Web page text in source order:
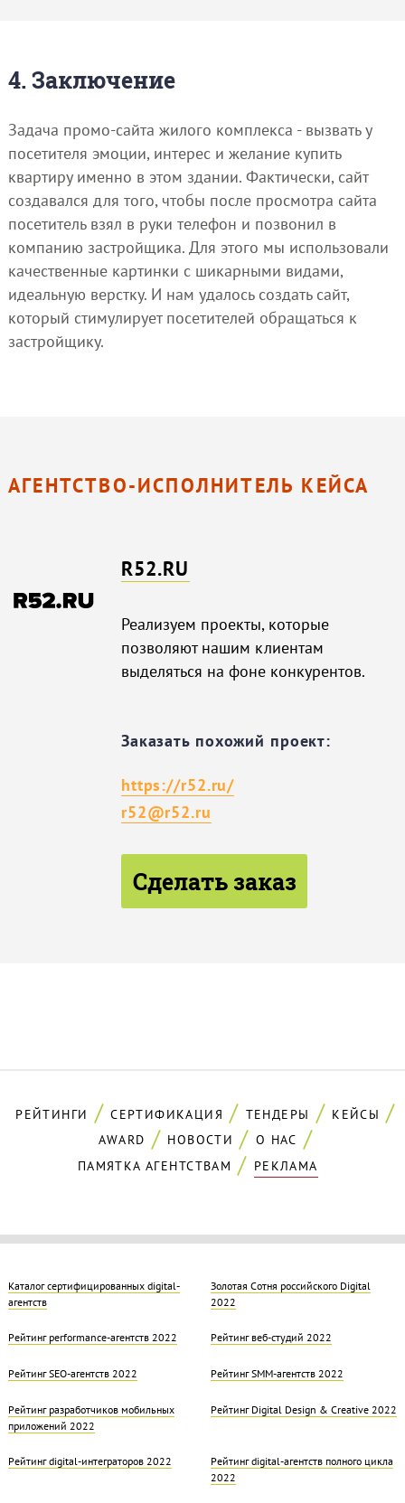
4. Заключение
Задача промо-сайта жилого комплекса - вызвать у
посетителя эмоции, интерес и желание купить
квартиру именно в этом здании. Фактически, сайт
создавался для того, чтобы после просмотра сайта
посетитель взял в руки телефон и позвонил в
компанию застройщика. Для этого мы использовали
качественные картинки с шикарными видами,
идеальную верстку. И нам удалось создать сайт,
который стимулирует посетителей обращаться к
застройщику.
АГЕНТСТВО-ИСПОЛНИТЕЛЬ КЕЙСА
R52.RU
Реализуем проекты, которые
позволяют нашим клиентам
выделяться на фоне конкурентов.
Заказать похожий проект:
https://r52.ru/
r52@r52.ru
Сделать заказ
РЕЙТИНГИ СЕРТИФИКАЦИЯ ТЕНДЕРЫ
КЕЙСЫ
AWARD
НОВОСТИ
О НАС
ПАМЯТКА АГЕНТСТВАМ
РЕКЛАМА
Каталог сертифицированных digital-
агентств
Золотая Cотня российского Digital
2022
Рейтинг performance-агентств 2022 Рейтинг веб-студий 2022
Рейтинг SEO-агентств 2022 Рейтинг SMM-агентств 2022
Рейтинг разработчиков мобильных
приложений 2022
Рейтинг Digital Design & Creative 2022
Рейтинг digital-интеграторов 2022
Рейтинг digital-агентств полного цикла
2022